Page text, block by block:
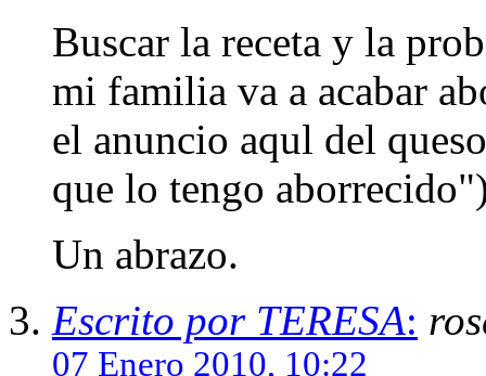
Buscar la receta y la
mi familia va a acabar
el anuncio aqul del
que lo tengo
Un abrazo.
Escrito por TERESA:
07 Enero 2010, 10:22